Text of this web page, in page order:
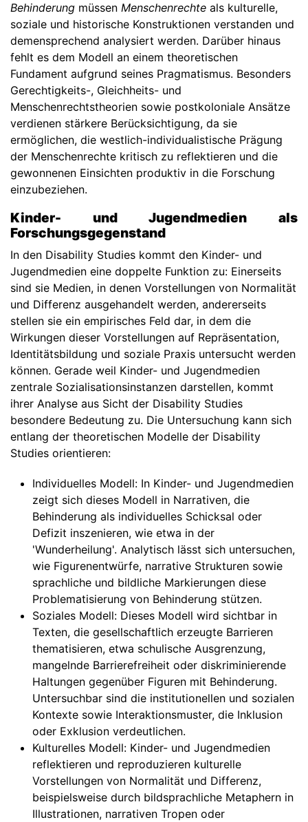
Behinderung müssen Menschenrechte als kulturelle,
soziale und historische Konstruktionen verstanden und
demensprechend analysiert werden. Darüber hinaus
fehlt es dem Modell an einem theoretischen
Fundament aufgrund seines Pragmatismus. Besonders
Gerechtigkeits-, Gleichheits- und
Menschenrechtstheorien sowie postkoloniale Ansätze
verdienen stärkere Berücksichtigung, da sie
ermöglichen, die westlich-individualistische Prägung
der Menschenrechte kritisch zu reflektieren und die
gewonnenen Einsichten produktiv in die Forschung
einzubeziehen.
Kinder- und Jugendmedien als
Forschungsgegenstand
In den Disability Studies kommt den Kinder- und
Jugendmedien eine doppelte Funktion zu: Einerseits
sind sie Medien, in denen Vorstellungen von Normalität
und Differenz ausgehandelt werden, andererseits
stellen sie ein empirisches Feld dar, in dem die
Wirkungen dieser Vorstellungen auf Repräsentation,
Identitätsbildung und soziale Praxis untersucht werden
können. Gerade weil Kinder- und Jugendmedien
zentrale Sozialisationsinstanzen darstellen, kommt
ihrer Analyse aus Sicht der Disability Studies
besondere Bedeutung zu. Die Untersuchung kann sich
entlang der theoretischen Modelle der Disability
Studies orientieren:
Individuelles Modell: In Kinder- und Jugendmedien
zeigt sich dieses Modell in Narrativen, die
Behinderung als individuelles Schicksal oder
Defizit inszenieren, wie etwa in der
'Wunderheilung'. Analytisch lässt sich untersuchen,
wie Figurenentwürfe, narrative Strukturen sowie
sprachliche und bildliche Markierungen diese
Problematisierung von Behinderung stützen.
Soziales Modell: Dieses Modell wird sichtbar in
Texten, die gesellschaftlich erzeugte Barrieren
thematisieren, etwa schulische Ausgrenzung,
mangelnde Barrierefreiheit oder diskriminierende
Haltungen gegenüber Figuren mit Behinderung.
Untersuchbar sind die institutionellen und sozialen
Kontexte sowie Interaktionsmuster, die Inklusion
oder Exklusion verdeutlichen.
Kulturelles Modell: Kinder- und Jugendmedien
reflektieren und reproduzieren kulturelle
Vorstellungen von Normalität und Differenz,
beispielsweise durch bildsprachliche Metaphern in
Illustrationen, narrativen Tropen oder